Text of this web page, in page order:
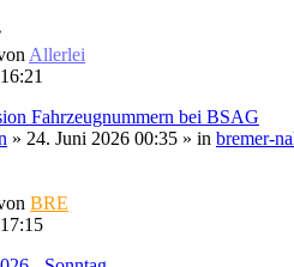
Allerlei
Fahrzeugnummern bei BSAG
» 24. Juni 2026 00:35 » in bremer-
BRE